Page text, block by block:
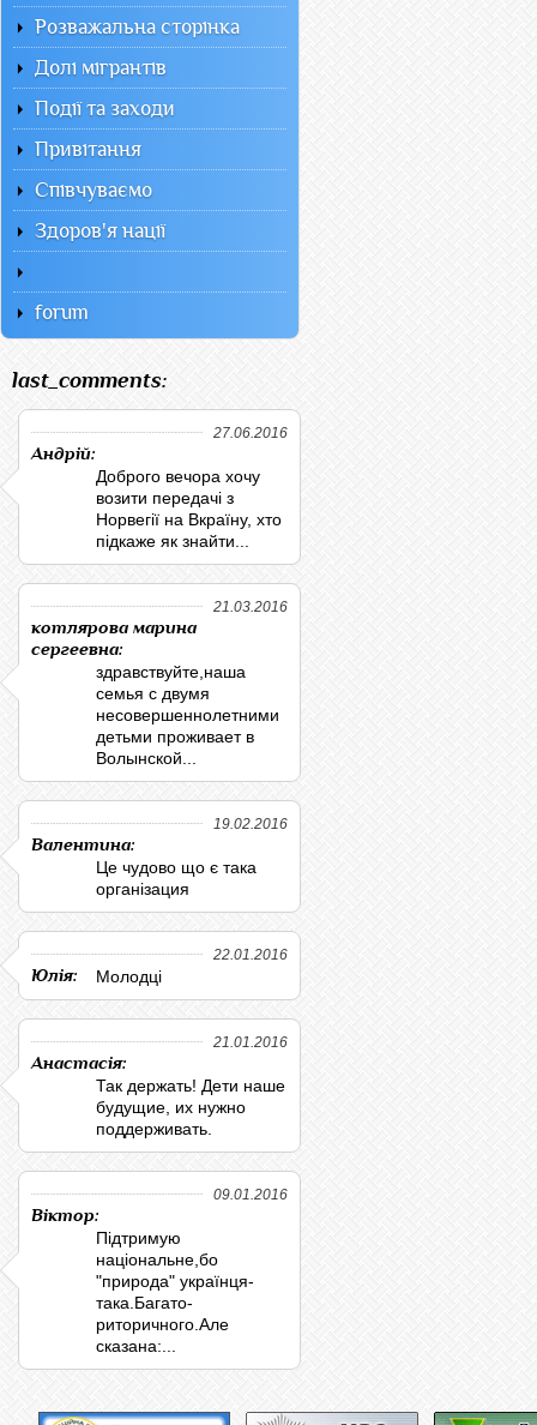
Розважальна сторінка
Долі мігрантів
Події та заходи
Привітання
Співчуваємо
Здоров'я нації
forum
last_comments:
27.06.2016
Андрій:
Доброго вечора хочу
возити передачі з
Норвегії на Вкраїну, хто
підкаже як знайти...
21.03.2016
котлярова марина
сергеевна:
здравствуйте,наша
семья с двумя
несовершеннолетними
детьми проживает в
Волынской...
19.02.2016
Валентина:
Це чудово що є така
організация
22.01.2016
Юлія: Молодці
21.01.2016
Анастасія:
Так держать! Дети наше
будущие, их нужно
поддерживать.
09.01.2016
Віктор:
Підтримую
національне,бо
"природа" українця-
така.Багато-
риторичного.Але
сказана:...